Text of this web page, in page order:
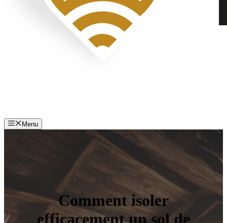
Menu
Comment isoler
efficacement un sol de